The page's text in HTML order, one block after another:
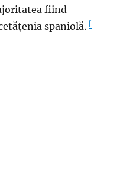
fiind
spaniolă.[